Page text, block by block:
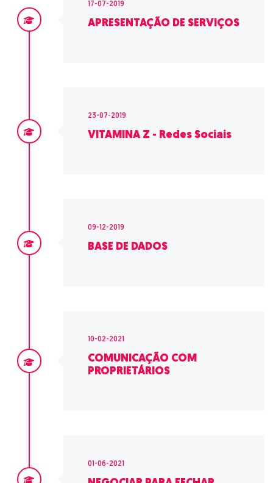
17-07-2019
APRESENTAÇÃO DE SERVIÇOS
23-07-2019
VITAMINA Z - Redes Sociais
09-12-2019
BASE DE DADOS
10-02-2021
COMUNICAÇÃO COM
PROPRIETÁRIOS
01-06-2021